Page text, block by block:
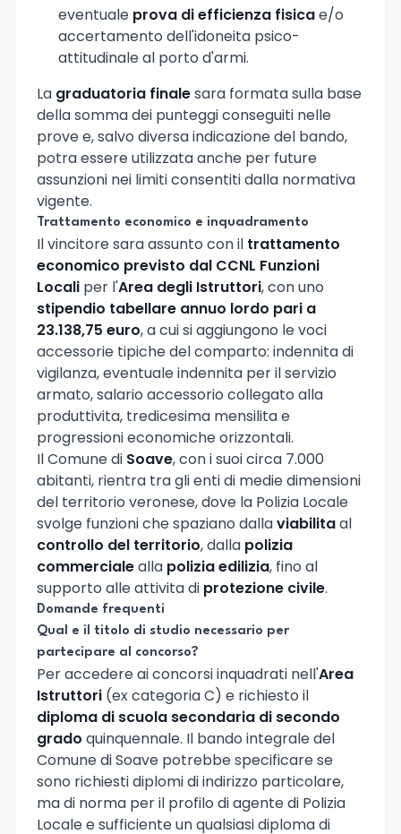
eventuale prova di efficienza fisicae/o
accertamento dell'idoneita psico-
attitudinale al porto d'armi.
La graduatoria finalesara formata sulla base
della somma dei punteggi conseguiti nelle
prove e, salvo diversa indicazione del bando,
potra essere utilizzata anche per future
assunzioni nei limiti consentiti dalla normativa
vigente.
Trattamento economico e inquadramento
Il vincitore sara assunto con il trattamento
economico previsto dal CCNL Funzioni
Locali per l'Area degli Istruttori, con uno
stipendio tabellare annuo lordo pari a
23.138,75 euro, a cui si aggiungono le voci
accessorie tipiche del comparto: indennita di
vigilanza, eventuale indennita per il servizio
armato, salario accessorio collegato alla
produttivita, tredicesima mensilita e
progressioni economiche orizzontali.
Il Comune di Soave, con i suoi circa 7.000
abitanti, rientra tra gli enti di medie dimensioni
del territorio veronese, dove la Polizia Locale
svolge funzioni che spaziano dallaviabilitaal
controllo del territorio, dalla polizia
commercialealla polizia edilizia, fino al
supporto alle attivita di protezione civile.
Domande frequenti
Qual e il titolo di studio necessario per
partecipare al concorso?
Per accedere ai concorsi inquadrati nell'Area
Istruttori (ex categoria C) e richiesto il
diploma di scuola secondaria di secondo
grado quinquennale. Il bando integrale del
Comune di Soave potrebbe specificare se
sono richiesti diplomi di indirizzo particolare,
ma di norma per il profilo di agente di Polizia
Locale e sufficiente un qualsiasi diploma di